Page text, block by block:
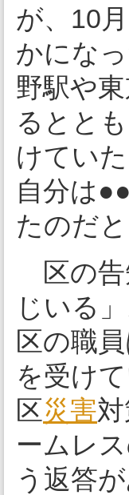
が、10
かにな
野駅や
るとと
けてい
自分は
たのだと
区の告
じいる
区の職
を受け
区災害
ームレ
う返答